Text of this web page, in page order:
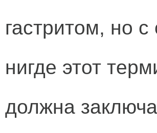
гастритом, но
нигде этот
должна